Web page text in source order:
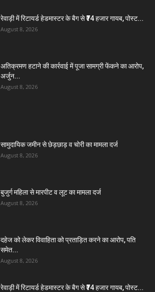
रेवाड़ी में रिटायर्ड हेडमास्टर के बैग से ₹74 हजार गायब, पोस्ट...
August 8, 2026
अतिक्रमण हटाने की कार्रवाई में पूजा सामग्री फेंकने का आरोप,
अर्जुन...
August 8, 2026
सामुदायिक जमीन से छेड़छाड़ व चोरी का मामला दर्ज
August 8, 2026
बुजुर्ग महिला से मारपीट व लूट का मामला दर्ज
August 8, 2026
दहेज को लेकर विवाहिता को प्रताड़ित करने का आरोप, पति
समेत...
August 8, 2026
रेवाड़ी में रिटायर्ड हेडमास्टर के बैग से ₹74 हजार गायब, पोस्ट...